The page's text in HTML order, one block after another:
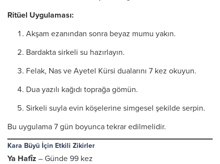
Ritüel Uygulaması:
Akşam ezanından sonra beyaz mumu yakın.
Bardakta sirkeli su hazırlayın.
Felak, Nas ve Ayetel Kürsi dualarını 7 kez okuyun.
Dua yazılı kağıdı toprağa gömün.
Sirkeli suyla evin köşelerine simgesel şekilde serpin.
Bu uygulama 7 gün boyunca tekrar edilmelidir.
Kara Büyü İçin Etkili Zikirler
Ya Hafîz – Günde 99 kez